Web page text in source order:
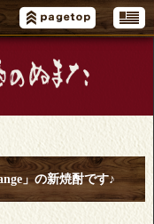
」の新焼酎です♪